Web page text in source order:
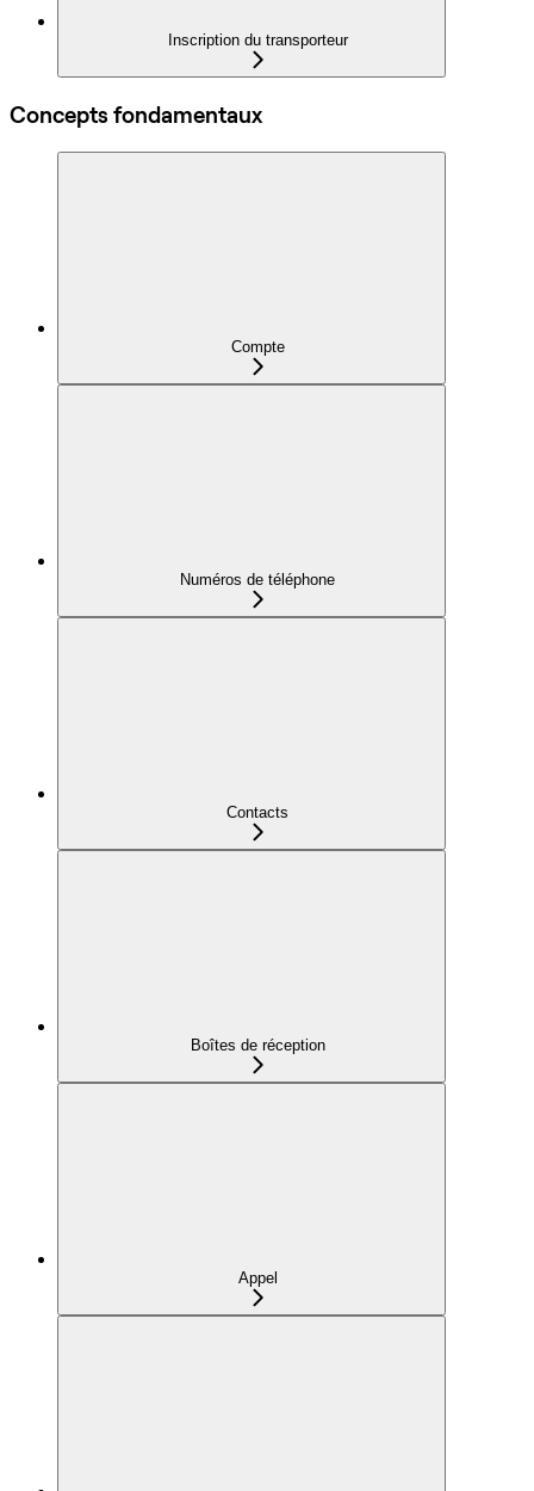
Inscription du transporteur
Concepts fondamentaux
Compte
Numéros de téléphone
Contacts
Boîtes de réception
Appel